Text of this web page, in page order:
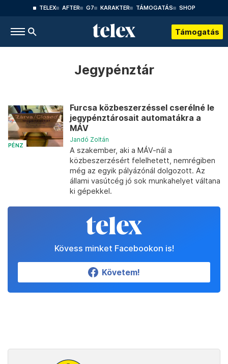
TELEX AFTER G7 KARAKTER TÁMOGATÁS SHOP
Támogatás
Jegypénztár
PÉNZ
Furcsa közbeszerzéssel cserélné le
jegypénztárosait automatákra a
MÁV
Jandó Zoltán
A szakember, aki a MÁV-nál a
közbeszerzésért felelhetett, nemrégiben
még az egyik pályázónál dolgozott. Az
állami vasútcég jó sok munkahelyet váltana
ki gépekkel.
Kövess minket Facebookon is!
Követem!